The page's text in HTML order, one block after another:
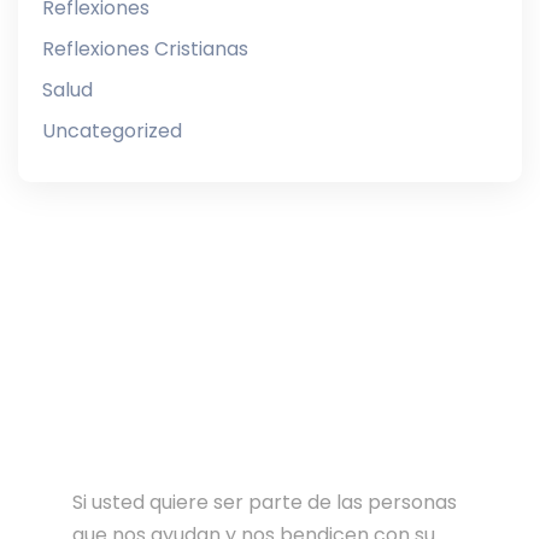
Reflexiones
Reflexiones Cristianas
Salud
Uncategorized
Si usted quiere ser parte de las personas